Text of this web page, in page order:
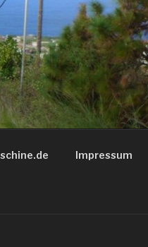
Impressum